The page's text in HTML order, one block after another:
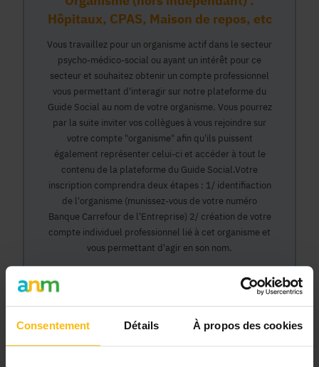
Consentement Détails À propos des cookies
Hôpitaux, CPAS, Maison de repos, etc
Vous travaillez pour un organisme actif dans le secteur
psycho-médico-social ou ayant un intérêt pour ce
secteur et souhaitez obtenir un compte professionnel
vous permettant d'interagir sur notre plateforme du
Guide Social au nom de votre organisme. Vous pourrez
par la suite inviter vos collègues à vous rejoindre sur
votre compte "organisme" afin qu'ils puissent
également représenter celui-ci et accéder à tout le
contenu de la plateforme du Guide Social.Votre
inscription comprendra deux étapes : 1/ identifiaction
de l'organisme (munissez-vous de votre numéro
Banque Carrefour de l'Entreprise) 2/ création de votre
compte individuel professionnel lié à cet organisme et
vous permettant d'agir en son nom.